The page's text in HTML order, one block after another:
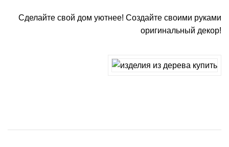
Сделайте свой дом уютнее! Создайте своими руками
оригинальный декор!